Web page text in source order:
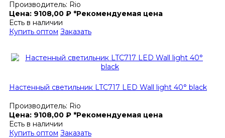
Производитель: Rio
Цена: 9108,00 ₽ *Рекомендуемая цена
Есть в наличии
Купить оптом Заказать
Настенный светильник LTC717 LED Wall light 40° black
Производитель: Rio
Цена: 9108,00 ₽ *Рекомендуемая цена
Есть в наличии
Купить оптом Заказать